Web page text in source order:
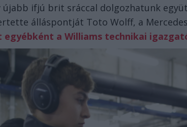
újabb ifjú brit sráccal dolgozhatunk
álláspontját Toto Wolff, a
egyébként a Williams technikai